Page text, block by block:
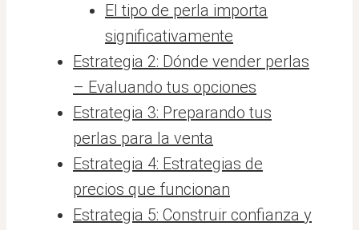
El tipo de perla importa
significativamente
Estrategia 2: Dónde vender perlas
– Evaluando tus opciones
Estrategia 3: Preparando tus
perlas para la venta
Estrategia 4: Estrategias de
precios que funcionan
Estrategia 5: Construir confianza y